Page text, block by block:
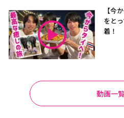
【今
をと
着！
動画一